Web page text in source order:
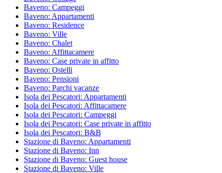
Baveno: Campeggi
Baveno: Appartamenti
Baveno: Residence
Baveno: Ville
Baveno: Chalet
Baveno: Affittacamere
Baveno: Case private in affitto
Baveno: Ostelli
Baveno: Pensioni
Baveno: Parchi vacanze
Isola dei Pescatori: Appartamenti
Isola dei Pescatori: Affittacamere
Isola dei Pescatori: Campeggi
Isola dei Pescatori: Case private in affitto
Isola dei Pescatori: B&B
Stazione di Baveno: Appartamenti
Stazione di Baveno: Inn
Stazione di Baveno: Guest house
Stazione di Baveno: Ville